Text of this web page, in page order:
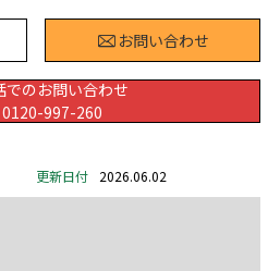
お問い合わせ
でのお問い合わせ
0120-997-260
更新日付 2026.06.02